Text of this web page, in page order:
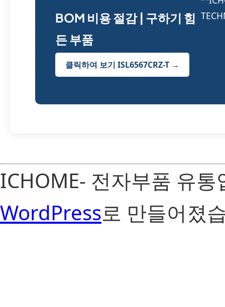
BOM 비용 절감 | 구하기 힘
든 부품
클릭하여 보기 ISL6567CRZ-T →
ICHOME- 전자부품 유
WordPress로 만들어졌